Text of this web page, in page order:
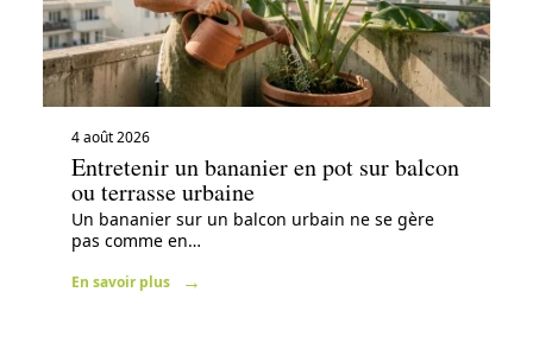
4 août 2026
Entretenir un bananier en pot sur balcon
ou terrasse urbaine
Un bananier sur un balcon urbain ne se gère
pas comme en…
En savoir plus